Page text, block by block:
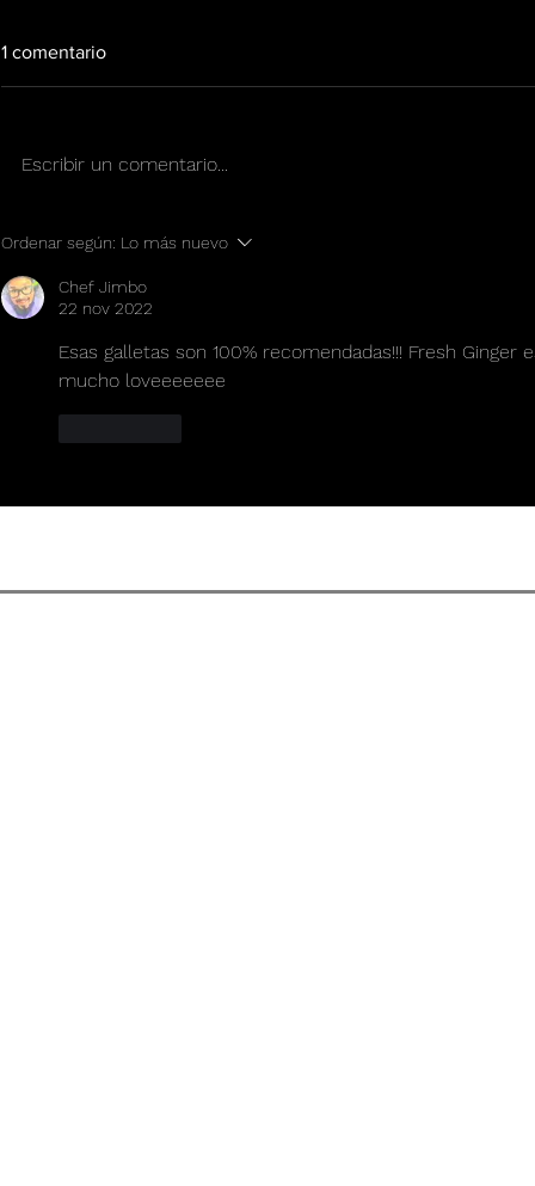
1 comentario
Escribir un comentario...
Ordenar según: Lo más nuevo
Chef Jimbo
22 nov 2022
Esas galletas son 100% recomendadas!!! Fresh
mucho loveeeeeee